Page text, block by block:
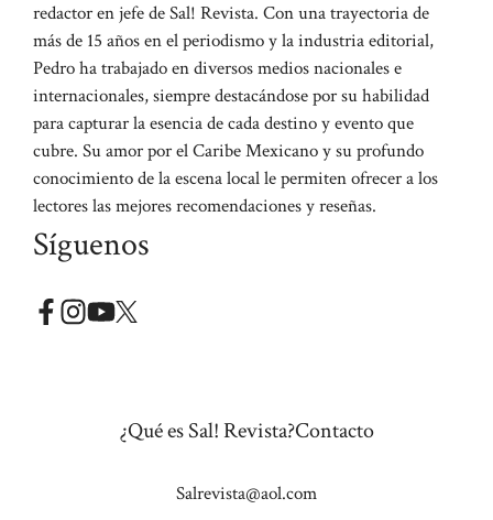
redactor en jefe de Sal! Revista. Con una trayectoria de
más de 15 años en el periodismo y la industria editorial,
Pedro ha trabajado en diversos medios nacionales e
internacionales, siempre destacándose por su habilidad
para capturar la esencia de cada destino y evento que
cubre. Su amor por el Caribe Mexicano y su profundo
conocimiento de la escena local le permiten ofrecer a los
lectores las mejores recomendaciones y reseñas.
Síguenos
¿Qué es Sal! Revista?Contacto
Salrevista@aol.com